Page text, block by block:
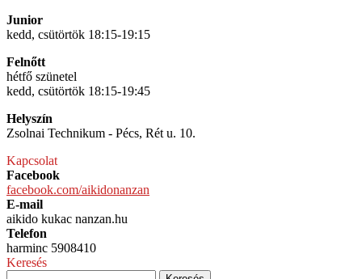
Junior
kedd, csütörtök 18:15-19:15
Felnőtt
hétfő szünetel
kedd, csütörtök 18:15-19:45
Helyszín
Zsolnai Technikum - Pécs, Rét u. 10.
Kapcsolat
Facebook
facebook.com/aikidonanzan
E-mail
aikido kukac nanzan.hu
Telefon
harminc 5908410
Keresés